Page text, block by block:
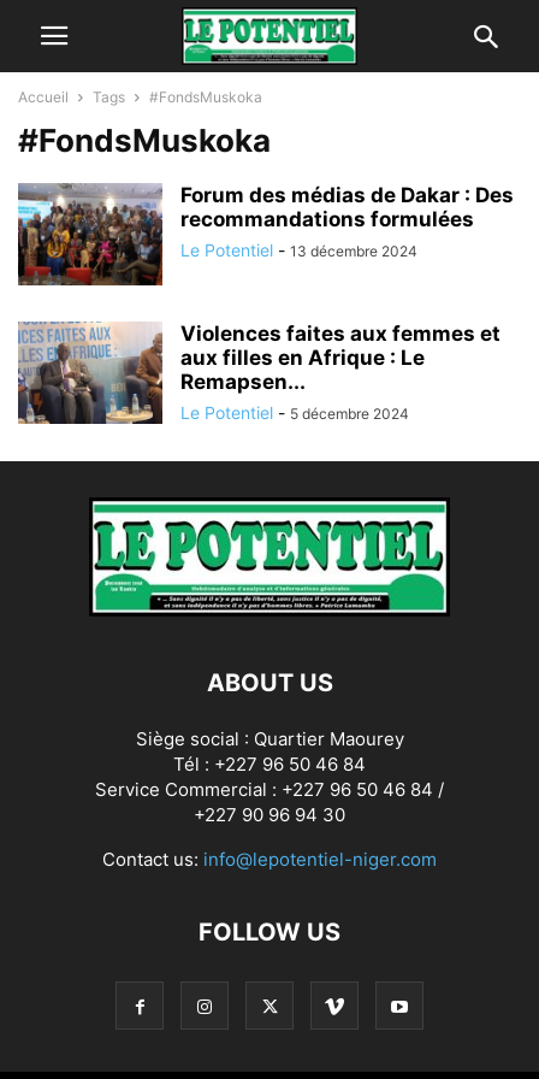
Accueil Tags #FondsMuskoka
#FondsMuskoka
Forum des médias de Dakar : Des
recommandations formulées
Le Potentiel - 13 décembre 2024
Violences faites aux femmes et
aux filles en Afrique : Le
Remapsen...
Le Potentiel - 5 décembre 2024
ABOUT US
Siège social : Quartier Maourey
Tél : +227 96 50 46 84
Service Commercial : +227 96 50 46 84 /
+227 90 96 94 30
Contact us: info@lepotentiel-niger.com
FOLLOW US